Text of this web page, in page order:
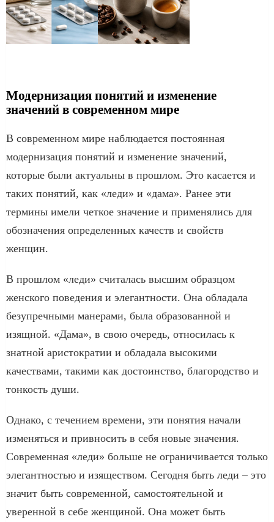
Модернизация понятий и изменение
значений в современном мире
В современном мире наблюдается постоянная
модернизация понятий и изменение значений,
которые были актуальны в прошлом. Это касается и
таких понятий, как «леди» и «дама». Ранее эти
термины имели четкое значение и применялись для
обозначения определенных качеств и свойств
женщин.
В прошлом «леди» считалась высшим образцом
женского поведения и элегантности. Она обладала
безупречными манерами, была образованной и
изящной. «Дама», в свою очередь, относилась к
знатной аристократии и обладала высокими
качествами, такими как достоинство, благородство и
тонкость души.
Однако, с течением времени, эти понятия начали
изменяться и привносить в себя новые значения.
Современная «леди» больше не ограничивается только
элегантностью и изяществом. Сегодня быть леди – это
значит быть современной, самостоятельной и
уверенной в себе женщиной. Она может быть